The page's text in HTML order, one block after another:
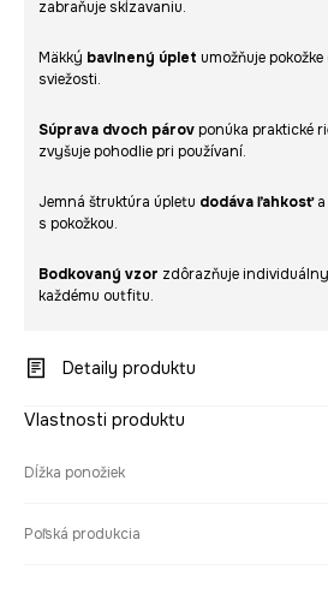
zabraňuje skĺzavaniu.
Mäkký bavlnený úplet umožňuje
sviežosti.
Súprava dvoch párov ponúka praktické
zvyšuje pohodlie pri používaní.
Jemná štruktúra úpletu dodáva ľahkosťa
s pokožkou.
Bodkovaný vzor zdôrazňuje
každému outfitu.
Detaily produktu
Vlastnosti produktu
Dĺžka ponožiek
Poľská produkcia